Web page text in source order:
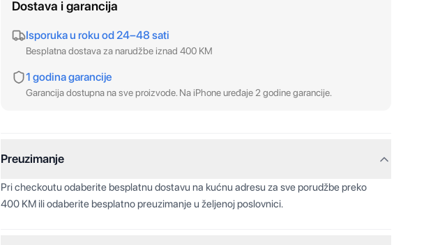
Dostava i garancija
Isporuka u roku od 24–48 sati
Besplatna dostava za narudžbe iznad 400 KM
1 godina garancije
Garancija dostupna na sve proizvode. Na iPhone uređaje 2 godine garancije.
Preuzimanje
Pri checkoutu odaberite besplatnu dostavu na kućnu adresu za sve porudžbe preko
400 KM ili odaberite besplatno preuzimanje u željenoj poslovnici.